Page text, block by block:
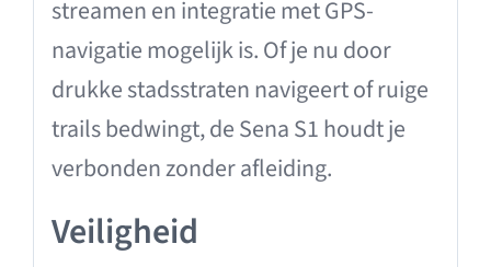
streamen en integratie met GPS-
navigatie mogelijk is. Of je nu door
drukke stadsstraten navigeert of ruige
trails bedwingt, de Sena S1 houdt je
verbonden zonder afleiding.
Veiligheid